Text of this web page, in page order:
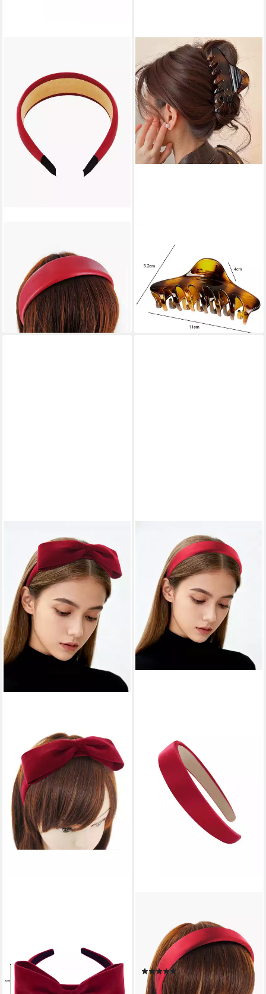
gepolstertes Haarreif in
Kunstleder Optik
14,99 €
lieferbar - in 4-5 Werktagen bei dir
Haarklammer Große
Haarspange 11 cm – Starker
Halt in Braun Transparent
9,99 €
lieferbar - in 6-7 Werktagen bei dir
Haareifen Haarband
12,99 €
lieferbar - in 4-5 Werktagen bei dir
gepolstertes Candy Colours,
Vintage Damen Haareifen
Haarband Satin Bezogen
(3)
12,99 €